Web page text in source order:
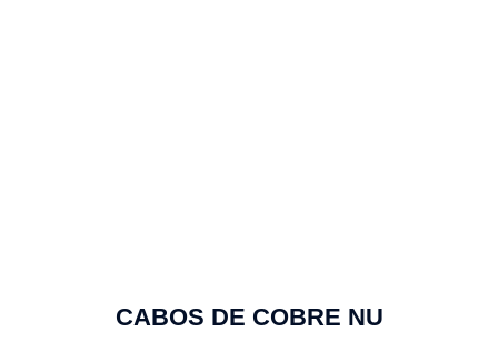
CABOS DE COBRE NU